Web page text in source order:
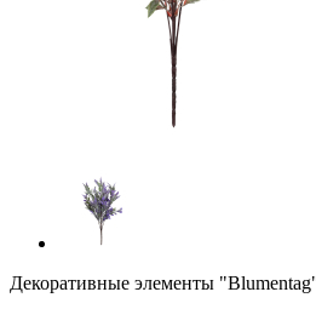
Декоративные элементы